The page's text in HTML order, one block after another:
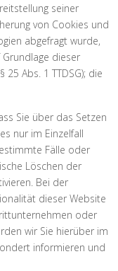
seiner
von Cookies und
abgefragt wurde,
dieser
25 Abs. 1 TTDSG); die
Sie über das Setzen
nur im Einzelfall
Fälle oder
Löschen der
Bei der
dieser Website
oder
wir Sie hierüber im
informieren und